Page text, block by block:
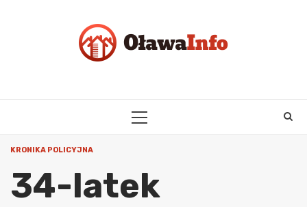
PRIMARY
KRONIKA POLICYJNA
34-latek